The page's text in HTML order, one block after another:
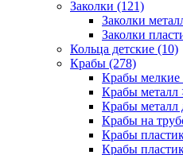
Заколки (121)
Заколки
Заколки
Кольца детские (10)
Крабы (278)
Крабы мелкие
Крабы металл
Крабы металл
Крабы на
Крабы
Крабы